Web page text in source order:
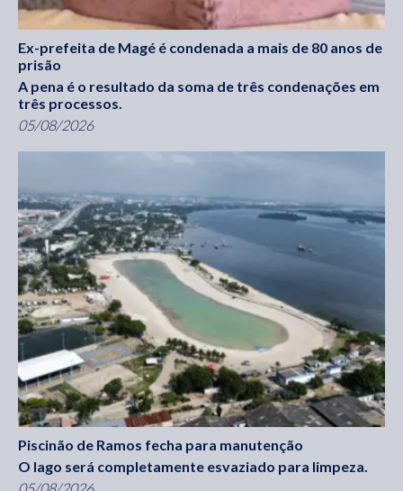
Ex-prefeita de Magé é condenada a mais de 80 anos de
prisão
A pena é o resultado da soma de três condenações em
três processos.
05/08/2026
Piscinão de Ramos fecha para manutenção
O lago será completamente esvaziado para limpeza.
05/08/2026